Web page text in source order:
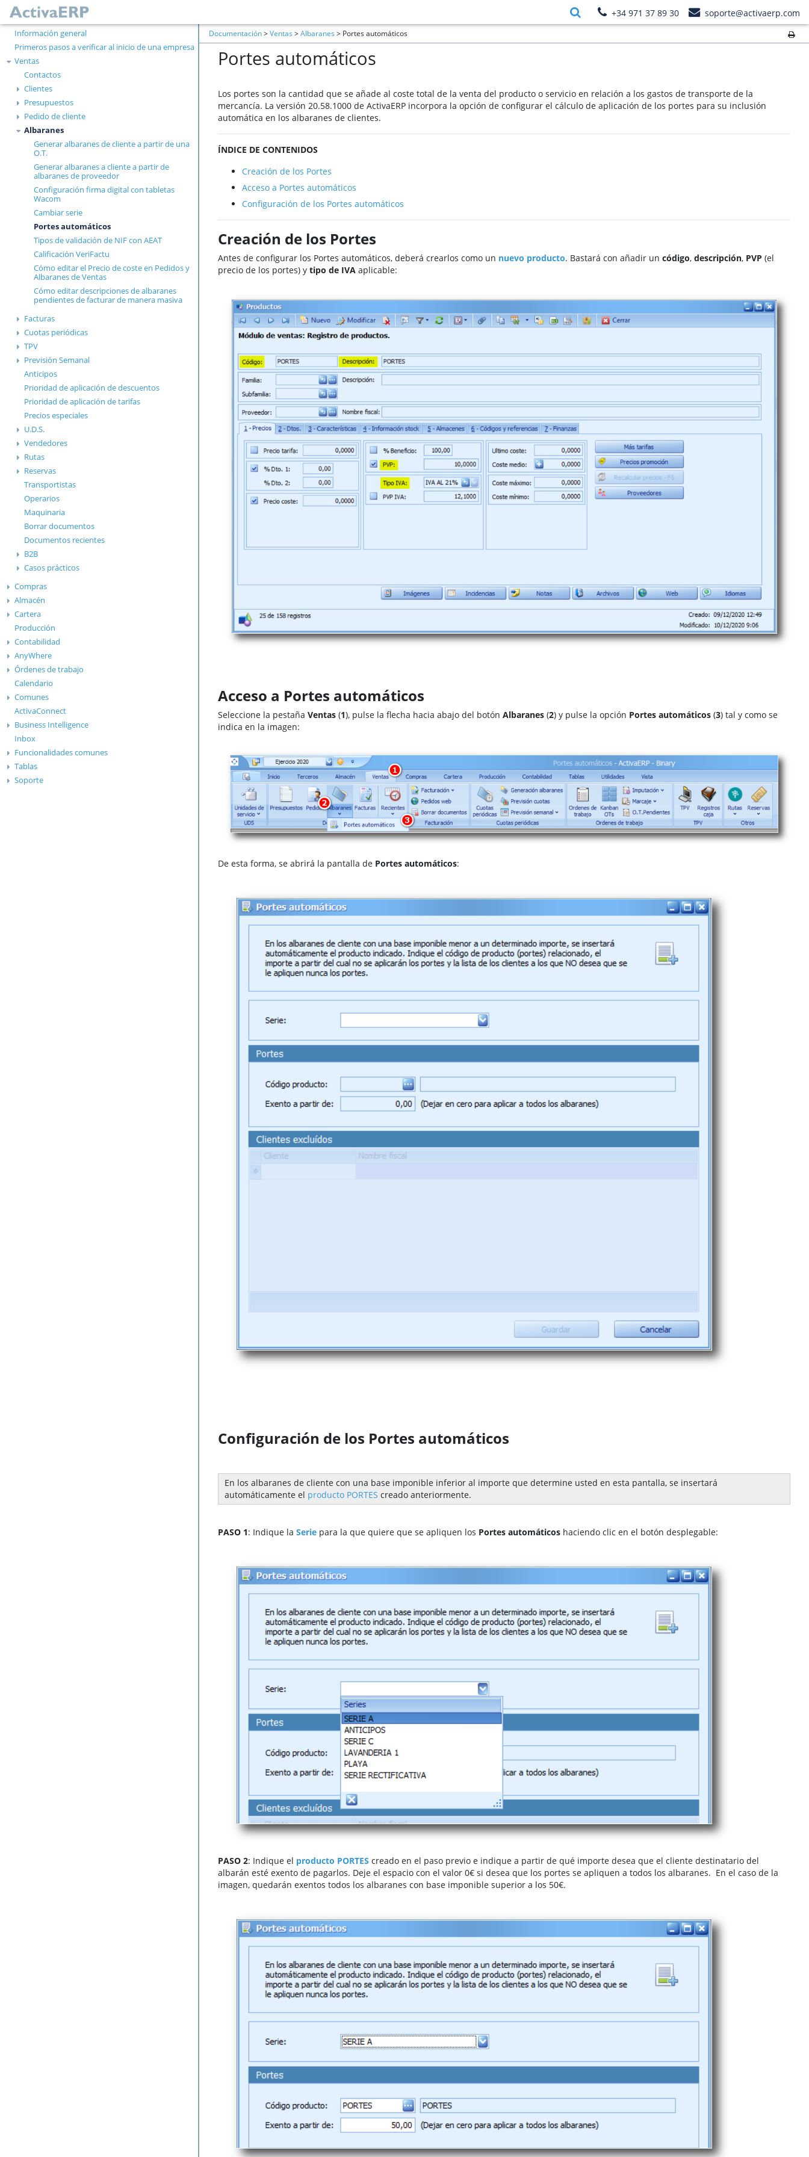
+34 971 37 89 30 soporte@activaerp.com
Información general
Primeros pasos a verificar al inicio de una empresa
Ventas
Contactos
Clientes
Presupuestos
Pedido de cliente
Albaranes
Generar albaranes de cliente a partir de una
O.T.
Generar albaranes a cliente a partir de
albaranes de proveedor
Configuración firma digital con tabletas
Wacom
Cambiar serie
Portes automáticos
Tipos de validación de NIF con AEAT
Calificación VeriFactu
Cómo editar el Precio de coste en Pedidos y
Albaranes de Ventas
Cómo editar descripciones de albaranes
pendientes de facturar de manera masiva
Facturas
Cuotas periódicas
TPV
Previsión Semanal
Anticipos
Prioridad de aplicación de descuentos
Prioridad de aplicación de tarifas
Precios especiales
U.D.S.
Vendedores
Rutas
Reservas
Transportistas
Operarios
Maquinaria
Borrar documentos
Documentos recientes
B2B
Casos prácticos
Compras
Almacén
Cartera
Producción
Contabilidad
AnyWhere
Órdenes de trabajo
Calendario
Comunes
ActivaConnect
Business Intelligence
Inbox
Funcionalidades comunes
Tablas
Soporte
Documentación>Ventas >Albaranes > Portes automáticos
Portes automáticos
Los portes son la cantidad que se añade al coste total de la venta del producto o servicio en relación a los gastos de transporte de la
mercancía. La versión 20.58.1000 de ActivaERP incorpora la opción de configurar el cálculo de aplicación de los portes para su inclusión
automática en los albaranes de clientes.
ÍNDICE DE CONTENIDOS
Creación de los Portes
Acceso a Portes automáticos
Configuración de los Portes automáticos
Creación de los Portes
Antes de configurar los Portes automáticos, deberá crearlos como un nuevo producto. Bastará con añadir un código, descripción, PVP (el
precio de los portes) y tipo de IVA aplicable:
Acceso a Portes automáticos
Seleccione la pestaña Ventas (1), pulse la flecha hacia abajo del botón Albaranes (2) y pulse la opción Portes automáticos (3) tal y como se
indica en la imagen:
De esta forma, se abrirá la pantalla de Portes automáticos:
Configuración de los Portes automáticos
En los albaranes de cliente con una base imponible inferior al importe que determine usted en esta pantalla, se insertará
automáticamente el producto PORTES creado anteriormente.
PASO 1: Indique la Serie para la que quiere que se apliquen los Portes automáticos haciendo clic en el botón desplegable:
PASO 2: Indique el producto PORTES creado en el paso previo e indique a partir de qué importe desea que el cliente destinatario del
albarán esté exento de pagarlos. Deje el espacio con el valor 0€ si desea que los portes se apliquen a todos los albaranes. En el caso de la
imagen, quedarán exentos todos los albaranes con base imponible superior a los 50€.